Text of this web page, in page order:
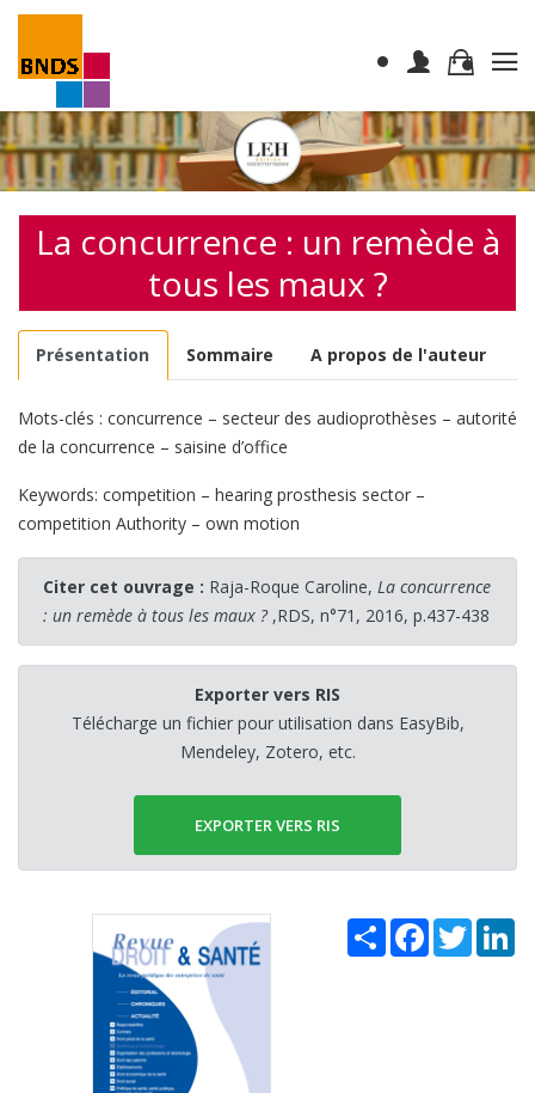
La concurrence : un remède à
tous les maux ?
Présentation Sommaire A propos de l'auteur
Mots-clés : concurrence – secteur des audioprothèses – autorité
de la concurrence – saisine d’office
Keywords: competition – hearing prosthesis sector –
competition Authority – own motion
Citer cet ouvrage : Raja-Roque Caroline, La concurrence
: un remède à tous les maux ?,RDS, n°71, 2016, p.437-438
Exporter vers RIS
Télécharge un fichier pour utilisation dans EasyBib,
Mendeley, Zotero, etc.
EXPORTER VERS RIS
Share Facebook
Twitter